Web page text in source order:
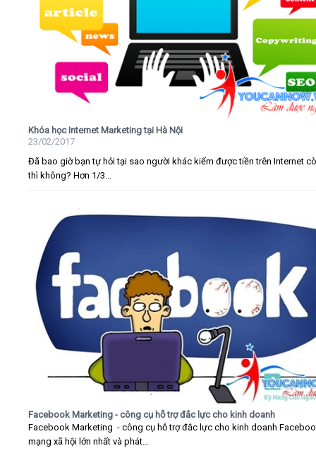
Khóa học Internet Marketing tại Hà Nội
23/02/2017
Đã bao giờ bạn tự hỏi tại sao người khác kiếm được tiền trên Internet
thì không? Hơn 1/3...
Facebook Marketing - công cụ hỗ trợ đắc lực cho kinh doanh
Facebook Marketing - công cụ hỗ trợ đắc lực cho kinh doanh
mạng xã hội lớn nhất và phát...